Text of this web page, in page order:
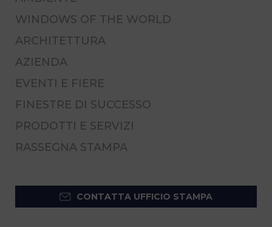
WINDOWS OF THE WORLD
ARCHITETTURA
AZIENDA
EVENTI E FIERE
FINESTRE DI SUCCESSO
PRODOTTI E SERVIZI
RASSEGNA STAMPA
CONTATTA UFFICIO STAMPA